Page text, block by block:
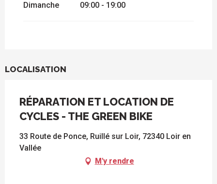
Dimanche 09:00 - 19:00
LOCALISATION
RÉPARATION ET LOCATION DE
CYCLES - THE GREEN BIKE
33 Route de Ponce, Ruillé sur Loir, 72340 Loir en
Vallée
M'y rendre